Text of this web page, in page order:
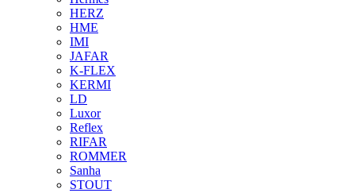
HERZ
HME
IMI
JAFAR
K-FLEX
KERMI
LD
Luxor
Reflex
RIFAR
ROMMER
Sanha
STOUT